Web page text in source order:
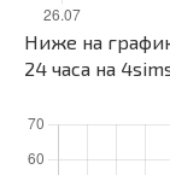
Ниже на
24 часа на